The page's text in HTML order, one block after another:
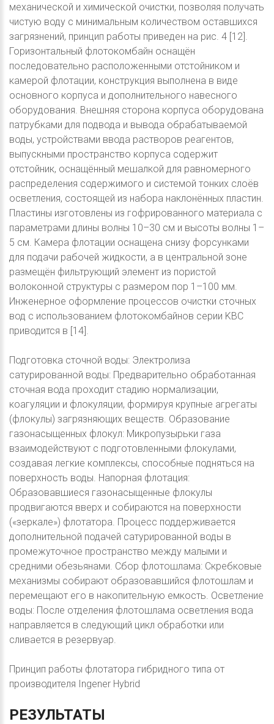
механической и химической очистки, позволяя получать
чистую воду с минимальным количеством оставшихся
загрязнений, принцип работы приведен на рис. 4 [12].
Горизонтальный флотокомбайн оснащён
последовательно расположенными отстойником и
камерой флотации, конструкция выполнена в виде
основного корпуса и дополнительного навесного
оборудования. Внешняя сторона корпуса оборудована
патрубками для подвода и вывода обрабатываемой
воды, устройствами ввода растворов реагентов,
выпускными пространство корпуса содержит
отстойник, оснащённый мешалкой для равномерного
распределения содержимого и системой тонких слоёв
осветления, состоящей из набора наклонённых пластин.
Пластины изготовлены из гофрированного материала с
параметрами длины волны 10–30 см и высоты волны 1–
5 см. Камера флотации оснащена снизу форсунками
для подачи рабочей жидкости, а в центральной зоне
размещён фильтрующий элемент из пористой
волоконной структуры с размером пор 1–100 мм.
Инженерное оформление процессов очистки сточных
вод с использованием флотокомбайнов серии KBC
приводится в [14].
Подготовка сточной воды: Электролиза
сатурированной воды: Предварительно обработанная
сточная вода проходит стадию нормализации,
коагуляции и флокуляции, формируя крупные агрегаты
(флокулы) загрязняющих веществ. Образование
газонасыщенных флокул: Микропузырьки газа
взаимодействуют с подготовленными флокулами,
создавая легкие комплексы, способные подняться на
поверхность воды. Напорная флотация:
Образовавшиеся газонасыщенные флокулы
продвигаются вверх и собираются на поверхности
(«зеркале») флотатора. Процесс поддерживается
дополнительной подачей сатурированной воды в
промежуточное пространство между малыми и
средними обезьянами. Сбор флотошлама: Скребковые
механизмы собирают образовавшийся флотошлам и
перемещают его в накопительную емкость. Осветление
воды: После отделения флотошлама осветления вода
направляется в следующий цикл обработки или
сливается в резервуар.
Принцип работы флотатора гибридного типа от
производителя Ingener Hybrid
РЕЗУЛЬТАТЫ